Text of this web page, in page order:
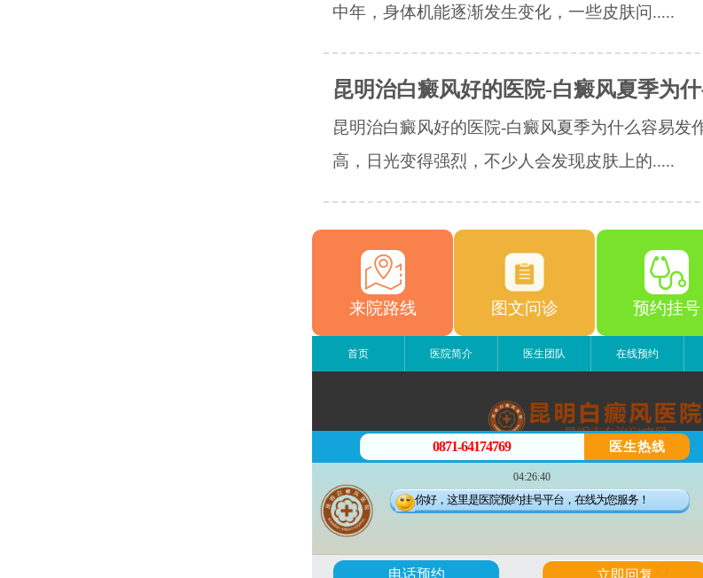
中年，身体机能逐渐发生变化，一些皮肤问.....
昆明治白癜风好的医院-白癜风夏季为
昆明治白癜风好的医院-白癜风夏季为什么容易发
高，日光变得强烈，不少人会发现皮肤上的.....
来院路线 图文问诊 预约挂号
首页 医院简介 医生团队 在线预约
昆明白癜风医院
昆明市五华区护国路2号
版权所有：昆明白癜风医院
联系电话：0871-64174769
0871-64174769 医生热线
04:26:40
你好，这里是医院预约挂号平台，在线为您服务！
电话预约 立即回复